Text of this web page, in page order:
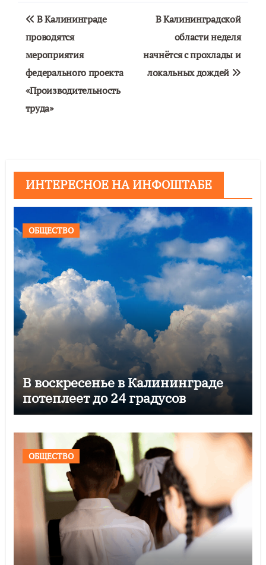
Навигация
по
записям
В Калининграде
проводятся
мероприятия
федерального проекта
«Производительность
труда»
В Калининградской
области неделя
начнётся с прохлады и
локальных дождей
ИНТЕРЕСНОЕ НА ИНФОШТАБЕ
ОБЩЕСТВО
В воскресенье в Калининграде
потеплеет до 24 градусов
ОБЩЕСТВО